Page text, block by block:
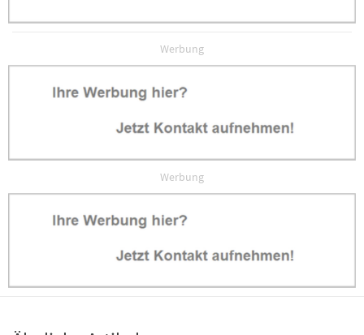
Werbung
Werbung